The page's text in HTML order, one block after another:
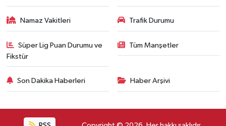
Namaz Vakitleri Trafik Durumu
Süper Lig Puan Durumu ve
Fikstür
Tüm Manşetler
Son Dakika Haberleri Haber Arşivi